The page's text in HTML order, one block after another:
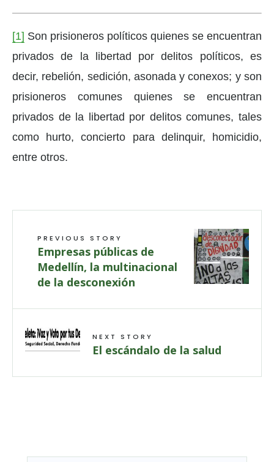
[1] Son prisioneros políticos quienes se encuentran
privados de la libertad por delitos políticos, es
decir, rebelión, sedición, asonada y conexos; y son
prisioneros comunes quienes se encuentran
privados de la libertad por delitos comunes, tales
como hurto, concierto para delinquir, homicidio,
entre otros.
PREVIOUS STORY
Empresas públicas de
Medellín, la multinacional
de la desconexión
NEXT STORY
El escándalo de la salud